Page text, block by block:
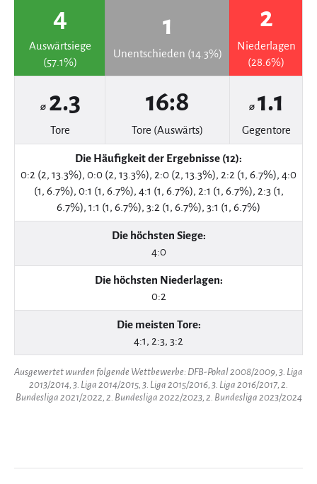
4
Auswärtsiege
(57.1%)
1
Unentschieden (14.3%)
2
Niederlagen
(28.6%)
⌀ 2.3
Tore
16:8
Tore (Auswärts)
⌀ 1.1
Gegentore
Die Häufigkeit der Ergebnisse (12):
0:2 (2, 13.3%), 0:0 (2, 13.3%), 2:0 (2, 13.3%), 2:2 (1, 6.7%), 4:0
(1, 6.7%), 0:1 (1, 6.7%), 4:1 (1, 6.7%), 2:1 (1, 6.7%), 2:3 (1,
6.7%), 1:1 (1, 6.7%), 3:2 (1, 6.7%), 3:1 (1, 6.7%)
Die höchsten Siege:
4:0
Die höchsten Niederlagen:
0:2
Die meisten Tore:
4:1, 2:3, 3:2
Ausgewertet wurden folgende Wettbewerbe: DFB-Pokal 2008/2009, 3. Liga
2013/2014, 3. Liga 2014/2015, 3. Liga 2015/2016, 3. Liga 2016/2017, 2.
Bundesliga 2021/2022, 2. Bundesliga 2022/2023, 2. Bundesliga 2023/2024